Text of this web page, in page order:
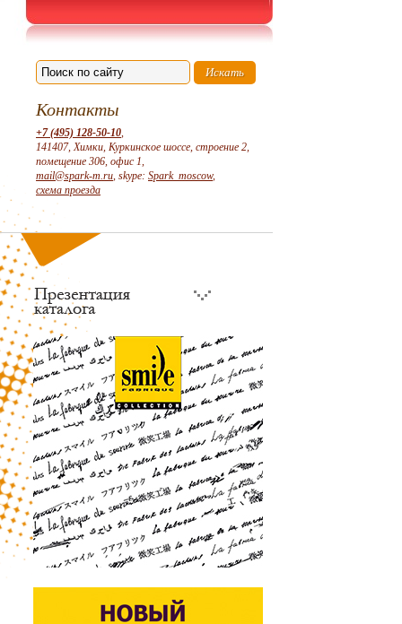
Контакты
+7 (495) 128-50-10,
141407, Химки, Куркинское шоссе, строение 2,
помещение 306, офис 1,
mail@spark-m.ru, skype: Spark_moscow,
схема проезда